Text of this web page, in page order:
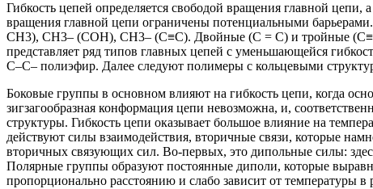
Гибкость цепей определяется свободой вращения главной
вращения главной цепи ограничены потенциальными
CH3), CH3– (COH), CH3– (C≡C). Двойные (C = C) и тройные
представляет ряд типов главных цепей с уменьшающейся
C–C– полиэфир. Далее следуют полимеры с кольцевыми
Боковые группы в основном влияют на гибкость цепи, когда
зигзагообразная конформация цепи невозможна, и,
структуры. Гибкость цепи оказывает большое влияние на
действуют силы взаимодействия, вторичные связи, которые
вторичных связующих сил. Во-первых, это дипольные силы:
Полярные группы образуют постоянные диполи, которые
пропорционально расстоянию и слабо зависит от температуры